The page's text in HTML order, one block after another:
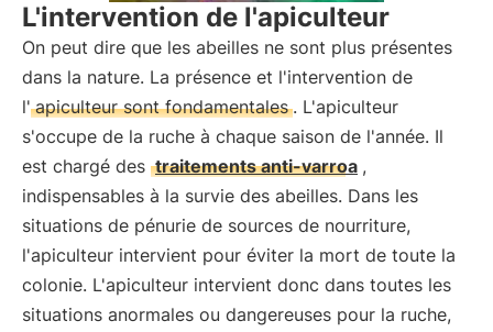
L'intervention de l'apiculteur
On peut dire que les abeilles ne sont plus présentes
dans la nature. La présence et l'intervention de
l' apiculteur sont fondamentales . L'apiculteur
s'occupe de la ruche à chaque saison de l'année. Il
est chargé des traitements anti-varroa ,
indispensables à la survie des abeilles. Dans les
situations de pénurie de sources de nourriture,
l'apiculteur intervient pour éviter la mort de toute la
colonie. L'apiculteur intervient donc dans toutes les
situations anormales ou dangereuses pour la ruche,